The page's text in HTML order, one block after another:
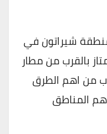
شيراتون في
بالقرب من مطار
من اهم الطرق
المناطق